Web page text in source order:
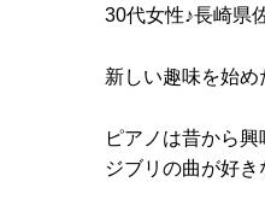
30代女性♪長崎県
新しい趣味を始め
ピアノは昔から
ジブリの曲が好